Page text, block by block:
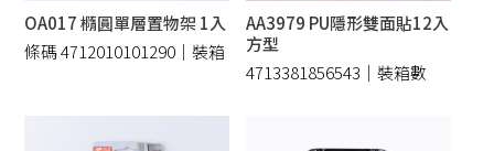
OA017 橢圓單層置物架 1入
條碼 4712010101290｜裝箱
AA3979 PU隱形雙面貼12入
方型
4713381856543｜裝箱數